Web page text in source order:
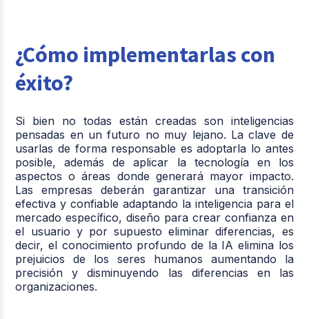
¿Cómo implementarlas con
éxito?
Si bien no todas están creadas son inteligencias
pensadas en un futuro no muy lejano. La clave de
usarlas de forma responsable es adoptarla lo antes
posible, además de aplicar la tecnología en los
aspectos o áreas donde generará mayor impacto.
Las empresas deberán garantizar una transición
efectiva y confiable adaptando la inteligencia para el
mercado específico, diseño para crear confianza en
el usuario y por supuesto eliminar diferencias, es
decir, el conocimiento profundo de la IA elimina los
prejuicios de los seres humanos aumentando la
precisión y disminuyendo las diferencias en las
organizaciones.